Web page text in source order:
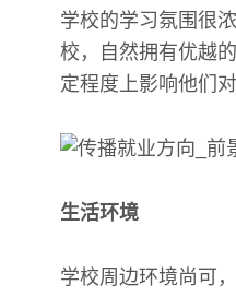
学校的学习氛围很
校，自然拥有优越
定程度上影响他们
生活环境
学校周边环境尚可